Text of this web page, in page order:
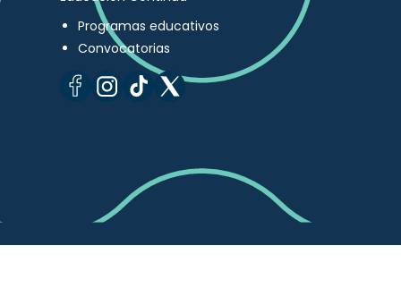
Programas educativos
Convocatorias